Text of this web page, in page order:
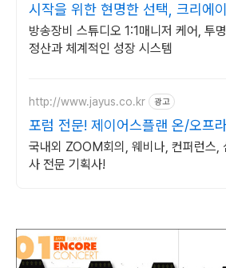
시작을 위한 현명한 선택, 크리에
BJ 상시 모집
방송장비 스튜디오 1:1매니저 케어, 투
정산과 체계적인 성장 시스템
http://www.jayus.co.kr 광고
포럼 전문! 제이어스플랜 온/오프
국내외 ZOOM회의, 웨비나, 컨퍼런스,
사 전문 기획사!